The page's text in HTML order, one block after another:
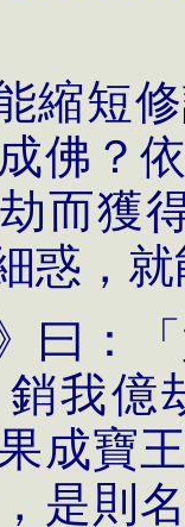
縮短
佛？
而獲
惑，
曰：
我億
成寶
是則